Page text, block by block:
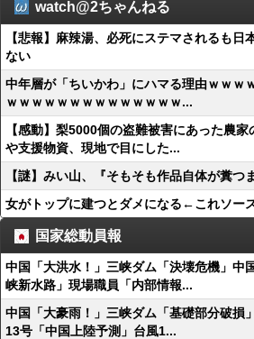
watch@2ちゃんねる
【悲報】麻辣湯、必死にステマされるも日
ない
中年層が「ちいかわ」にハマる理由ｗｗｗ
ｗｗｗｗｗｗｗｗｗｗｗｗｗｗ...
【感動】梨5000個の盗難被害にあった農
や支援物資、現地で目にした...
【謎】みい山、『そもそも作品自体が糞つ
女がトップに建つとダメになる←これソー
国家総動員報
中国「大洪水！」三峡ダム「決壊危機」中
峡新水路」現場職員「内部情報...
中国「大豪雨！」三峡ダム「基礎部分破損
13号「中国上陸予測」台風1...